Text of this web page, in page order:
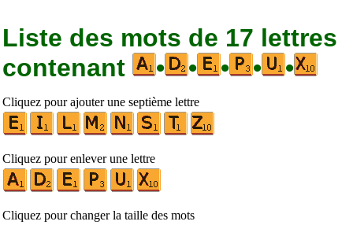
Liste des mots de 17 lettres
contenant
• • • • •
Cliquez pour ajouter une septième lettre
Cliquez pour enlever une lettre
Cliquez pour changer la taille des mots